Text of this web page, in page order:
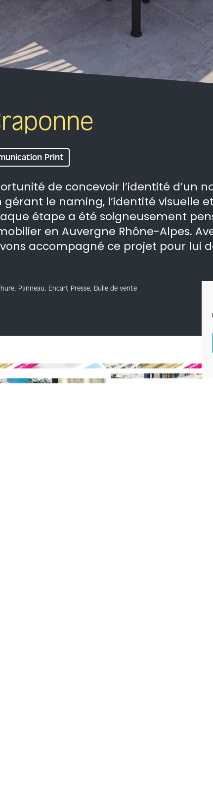
Print
de concevoir l’identité d’un
le naming, l’identité visuelle
étape a été soigneusement
en Auvergne Rhône-Alpes.
accompagné ce projet pour lui
Panneau, Encart Presse, Bulle de vente